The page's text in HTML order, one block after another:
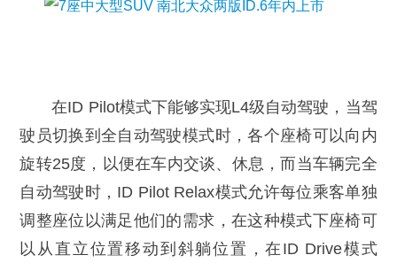
在ID Pilot模式下能够实现L4级自动驾驶，当驾
驶员切换到全自动驾驶模式时，各个座椅可以向内
旋转25度，以便在车内交谈、休息，而当车辆完全
自动驾驶时，ID Pilot Relax模式允许每位乘客单独
调整座位以满足他们的需求，在这种模式下座椅可
以从直立位置移动到斜躺位置，在ID Drive模式